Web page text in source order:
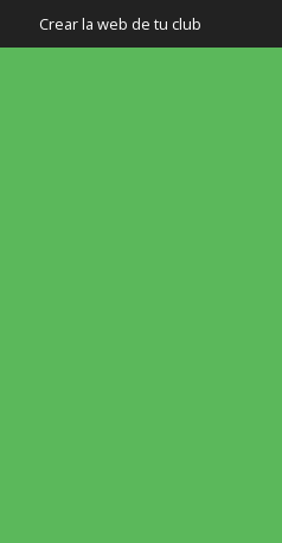
Crear la web de tu club